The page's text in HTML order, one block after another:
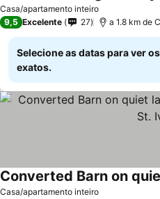
Casa/apartamento inteiro
9,5 Excelente 27 a 1.8 km de
Selecione as datas para ver
exatos.
Casa/apartamento inteiro